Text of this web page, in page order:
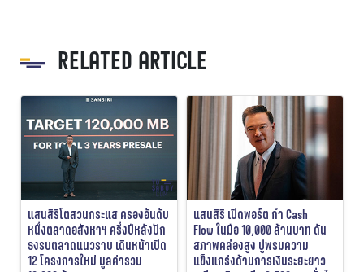
RELATED ARTICLE
แสนสิริโตสวนกระแส ครองอันดับ
หนึ่งตลาดอสังหาฯ ครึ่งปีหลังปัก
ธงรบตลาดแนวราบ เดินหน้าเปิด
12 โครงการใหม่ มูลค่ารวม
แสนสิริ เปิดพอร์ต กำ Cash
Flow ในมือ 10,000 ล้านบาท ดัน
สภาพคล่องสูง ปูพรมความ
แข็งแกร่งด้านการเงินระยะยาว